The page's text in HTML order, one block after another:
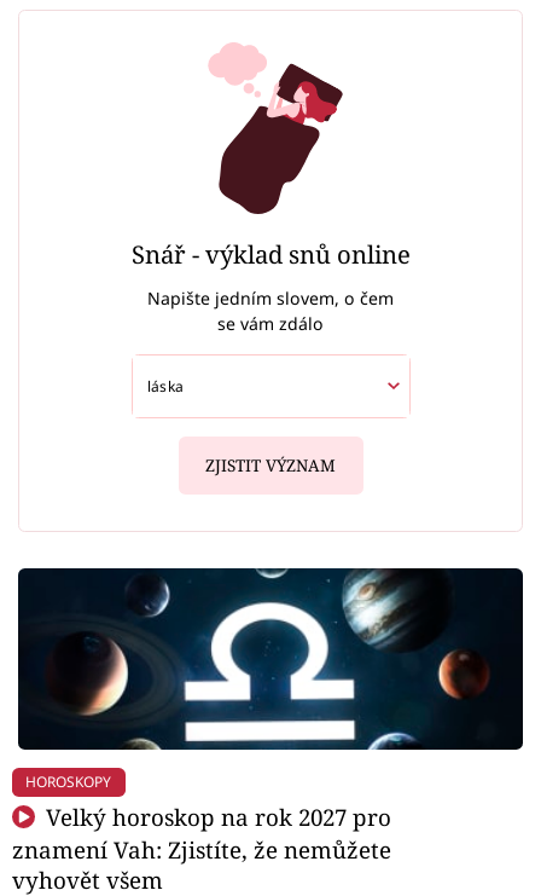
Snář - výklad snů online
Napište jedním slovem, o čem
se vám zdálo
ZJISTIT VÝZNAM
HOROSKOPY
Velký horoskop na rok 2027 pro
znamení Vah: Zjistíte, že nemůžete
vyhovět všem